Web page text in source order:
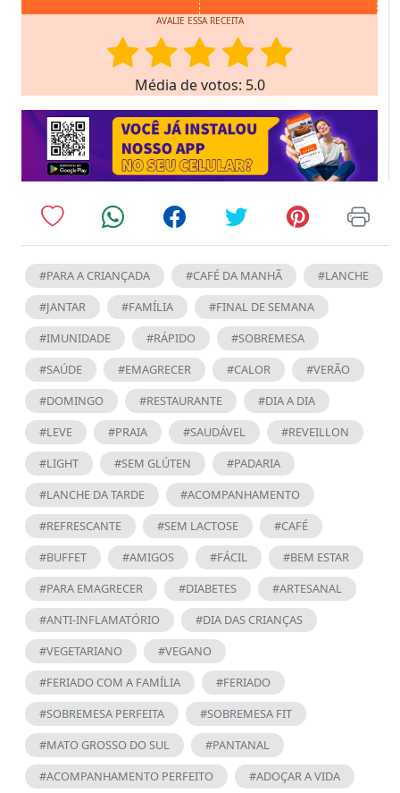
AVALIE ESSA RECEITA
Média de votos: 5.0
#PARA A CRIANÇADA #CAFÉ DA MANHÃ
#LANCHE
#JANTAR
#FAMÍLIA
#FINAL DE SEMANA
#IMUNIDADE
#RÁPIDO
#SOBREMESA
#SAÚDE
#EMAGRECER #CALOR
#VERÃO
#DOMINGO
#RESTAURANTE
#DIA A DIA
#LEVE
#PRAIA #SAUDÁVEL
#REVEILLON
#LIGHT
#SEM GLÚTEN
#PADARIA
#LANCHE DA TARDE
#ACOMPANHAMENTO
#REFRESCANTE
#SEM LACTOSE
#CAFÉ
#BUFFET
#AMIGOS #FÁCIL
#BEM ESTAR
#PARA EMAGRECER
#DIABETES
#ARTESANAL
#ANTI-INFLAMATÓRIO
#DIA DAS CRIANÇAS
#VEGETARIANO
#VEGANO
#FERIADO COM A FAMÍLIA
#FERIADO
#SOBREMESA PERFEITA
#SOBREMESA FIT
#MATO GROSSO DO SUL
#PANTANAL
#ACOMPANHAMENTO PERFEITO
#ADOÇAR A VIDA